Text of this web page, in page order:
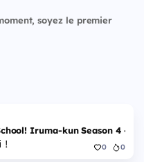
soyez le premier
Iruma-kun Season 4 -
! 0 0